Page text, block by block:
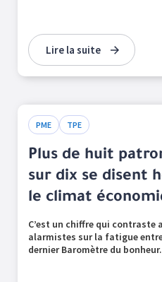
Lire la suite
PME TPE
Plus de huit
sur dix se disent
le climat
C’est un chiffre qui contraste
alarmistes sur la fatigue
dernier Baromètre du